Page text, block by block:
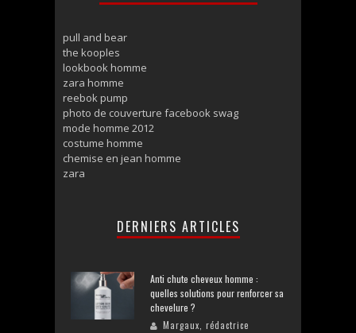
pull and bear
the kooples
lookbook homme
zara homme
reebok pump
photo de couverture facebook swag
mode homme 2012
costume homme
chemise en jean homme
zara
DERNIERS ARTICLES
Anti chute cheveux homme :
quelles solutions pour renforcer sa
chevelure ?
Margaux, rédactrice